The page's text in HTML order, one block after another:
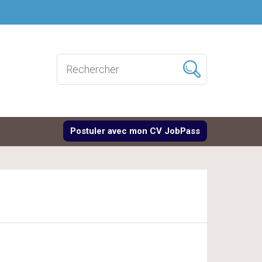
Postuler avec mon CV JobPass